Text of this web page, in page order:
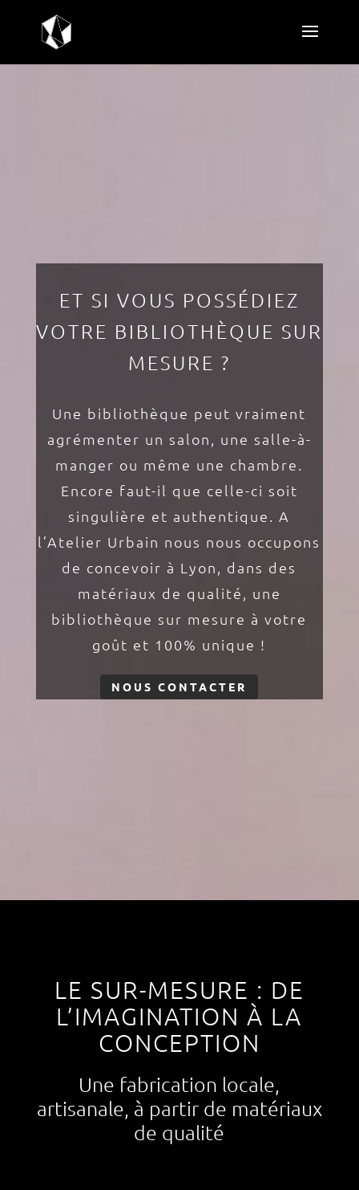
ET SI VOUS POSSÉDIEZ
VOTRE BIBLIOTHÈQUE SUR
MESURE ?
Une bibliothèque peut vraiment
agrémenter un salon, une salle-à-
manger ou même une chambre.
Encore faut-il que celle-ci soit
singulière et authentique. A
l’Atelier Urbain nous nous occupons
de concevoir à Lyon, dans des
matériaux de qualité, une
bibliothèque sur mesure à votre
goût et 100% unique !
NOUS CONTACTER
LE SUR-MESURE : DE
L’IMAGINATION À LA
CONCEPTION
Une fabrication locale,
artisanale, à partir de matériaux
de qualité